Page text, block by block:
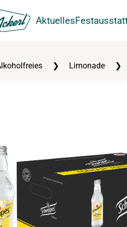
Aktuelles
Limonade